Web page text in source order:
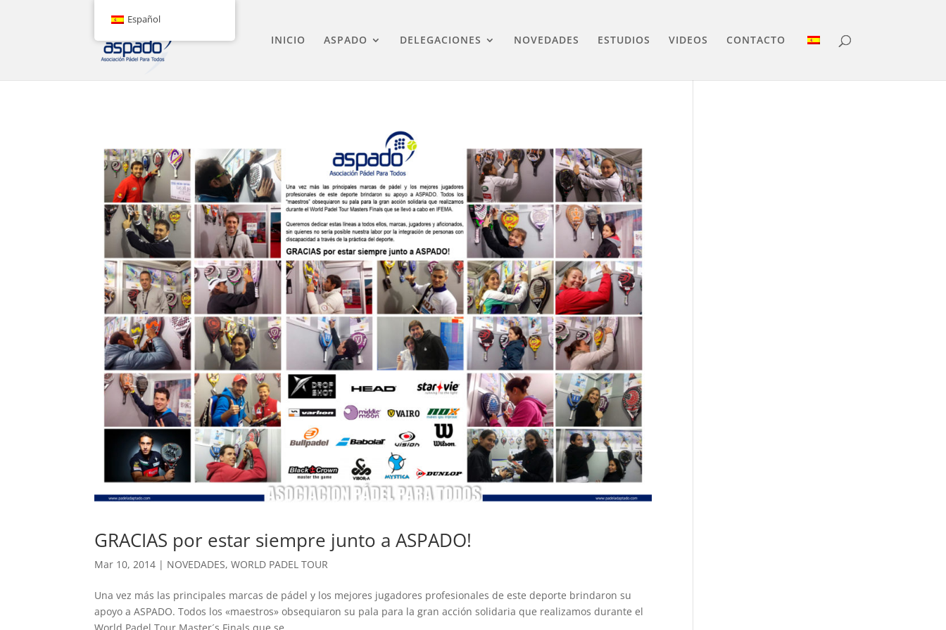
INICIO ASPADO DELEGACIONES NOVEDADES ESTUDIOS VIDEOS CONTACTO
GRACIAS por estar siempre junto a ASPADO!
Mar 10, 2014 | NOVEDADES,WORLD PADEL TOUR
Una vez más las principales marcas de pádel y los mejores jugadores profesionales de este deporte brindaron su
apoyo a ASPADO. Todos los «maestros» obsequiaron su pala para la gran acción solidaria que realizamos durante el
Español